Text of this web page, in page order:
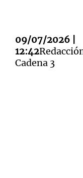
09/07/2026 |
12:42
Cadena 3